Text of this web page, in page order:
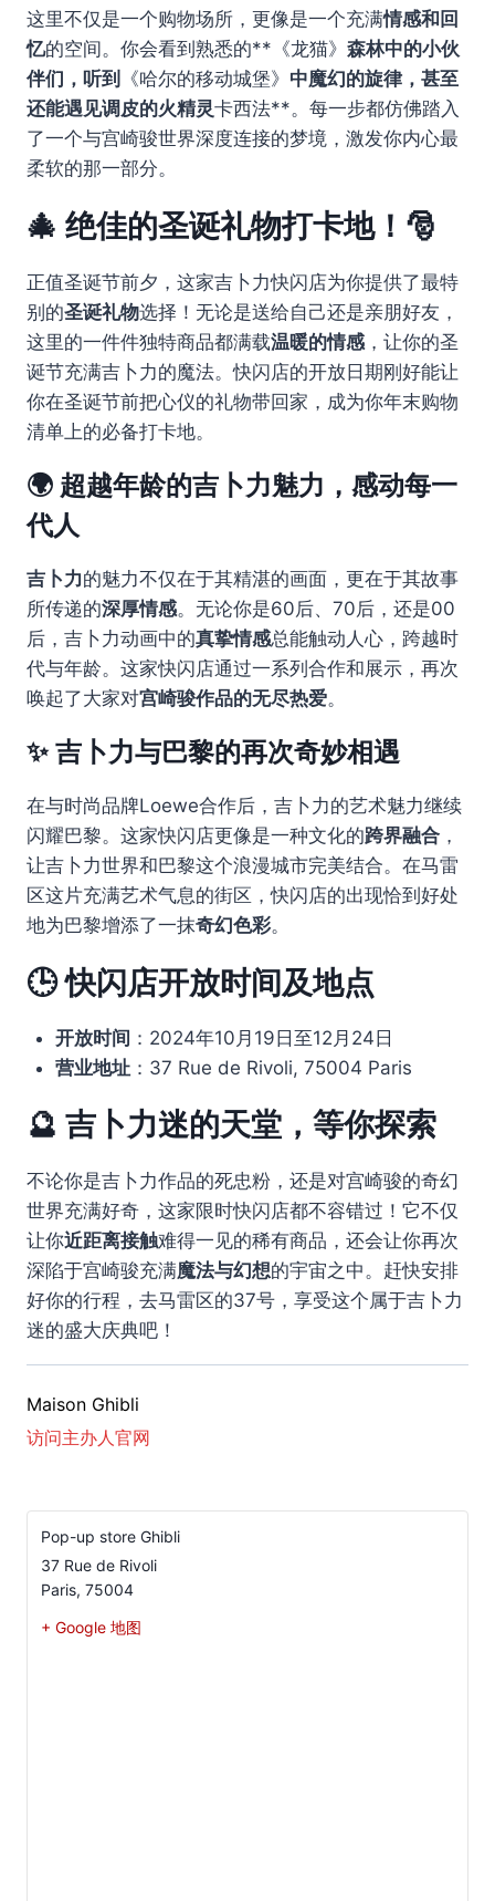
这里不仅是一个购物场所，更像是一个充满情感和回
忆的空间。你会看到熟悉的**《龙猫》 森林中的小伙
伴们，听到
《哈尔的移动城堡》 中魔幻的旋律，甚至
还能遇见调皮的火精灵卡西法**。每一步都仿佛踏入
了一个与宫崎骏世界深度连接的梦境，激发你内心最
柔软的那一部分。
🎄 绝佳的圣诞礼物打卡地！🎅
正值圣诞节前夕，这家吉卜力快闪店为你提供了最特
别的圣诞礼物选择！无论是送给自己还是亲朋好友，
这里的一件件独特商品都满载温暖的情感 ，让你的圣
诞节充满吉卜力的魔法。快闪店的开放日期刚好能让
你在圣诞节前把心仪的礼物带回家，成为你年末购物
清单上的必备打卡地。
🌍 超越年龄的吉卜力魅力，感动每一
代人
吉卜力的魅力不仅在于其精湛的画面，更在于其故事
所传递的深厚情感。无论你是60后、70后，还是00
后，吉卜力动画中的真挚情感总能触动人心，跨越时
代与年龄。这家快闪店通过一系列合作和展示，再次
唤起了大家对宫崎骏作品的无尽热爱。
✨ 吉卜力与巴黎的再次奇妙相遇
在与时尚品牌Loewe合作后，吉卜力的艺术魅力继续
闪耀巴黎。这家快闪店更像是一种文化的跨界融合 ，
让吉卜力世界和巴黎这个浪漫城市完美结合。在马雷
区这片充满艺术气息的街区，快闪店的出现恰到好处
地为巴黎增添了一抹奇幻色彩。
🕒 快闪店开放时间及地点
开放时间 ：2024年10月19日至12月24日
营业地址：37 Rue de Rivoli, 75004 Paris
🔮 吉卜力迷的天堂，等你探索
不论你是吉卜力作品的死忠粉，还是对宫崎骏的奇幻
世界充满好奇，这家限时快闪店都不容错过！它不仅
让你近距离接触难得一见的稀有商品，还会让你再次
深陷于宫崎骏充满魔法与幻想的宇宙之中。赶快安排
好你的行程，去马雷区的37号，享受这个属于吉卜力
迷的盛大庆典吧！
Maison Ghibli
访问主办人官网
Pop-up store Ghibli
37 Rue de Rivoli
Paris, 75004
+ Google 地图